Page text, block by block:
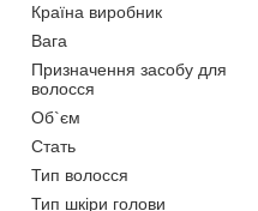
Країна виробник
Вага
Призначення засобу для
волосся
Об`єм
Стать
Тип волосся
Тип шкіри голови